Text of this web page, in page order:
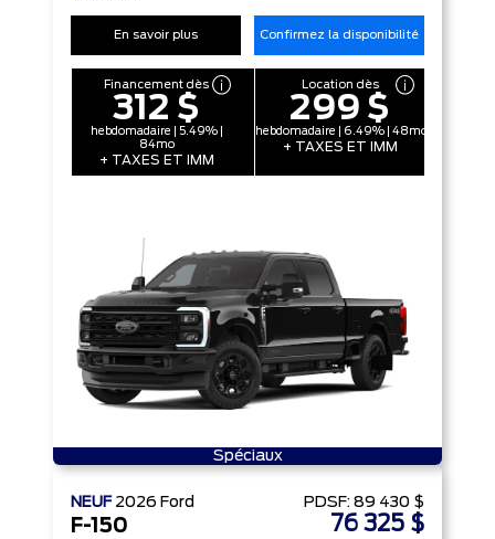
En savoir plus Confirmez la disponibilité
Financement dès
312 $
hebdomadaire | 5.49% |
84mo
+ TAXES ET IMM
Location dès
299 $
hebdomadaire | 6.49% | 48mo
+ TAXES ET IMM
Spéciaux
NEUF 2026 Ford
F-150
PDSF: 89 430 $
76 325 $